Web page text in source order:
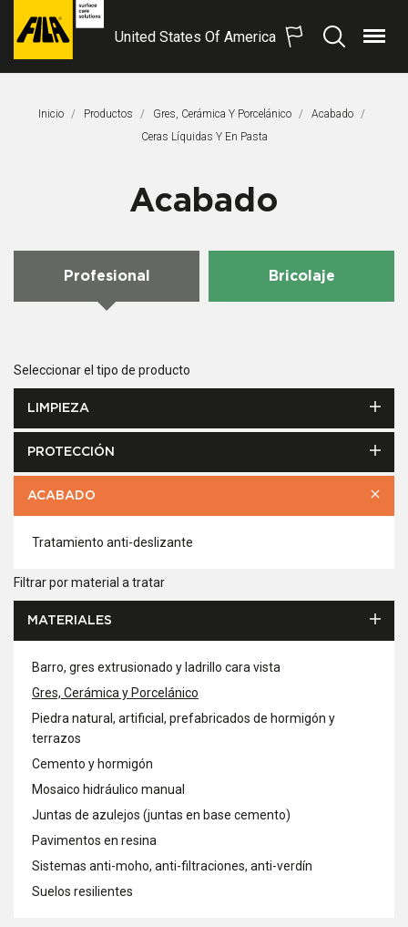
FILA
S.p.A.
United States Of America
BuscarMenú
Inicio Productos Gres, Cerámica Y Porcelánico
Acabado
Página Actual:
Ceras Líquidas Y En Pasta
Acabado
Profesional Bricolaje
Seleccionar el tipo de producto
LIMPIEZA
PROTECCIÓN
ACABADO
Tratamiento anti-deslizante
Filtrar por material a tratar
MATERIALES
Barro, gres extrusionado y ladrillo cara vista
Gres, Cerámica y Porcelánico
Piedra natural, artificial, prefabricados de hormigón y
terrazos
Cemento y hormigón
Mosaico hidráulico manual
Juntas de azulejos (juntas en base cemento)
Pavimentos en resina
Sistemas anti-moho, anti-filtraciones, anti-verdín
Suelos resilientes